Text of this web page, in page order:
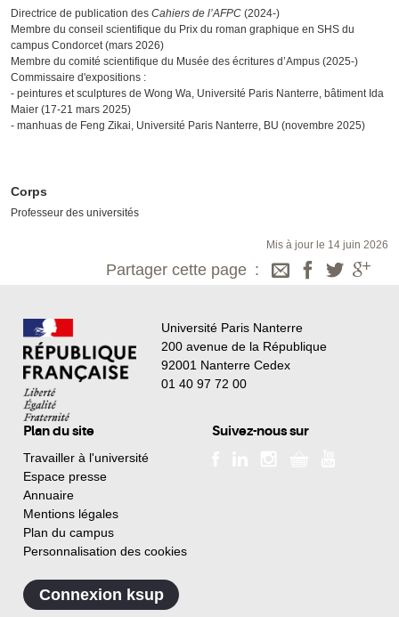
Directrice de publication des Cahiers de l’AFPC (2024-)
Membre du conseil scientifique du Prix du roman graphique en SHS du
campus Condorcet (mars 2026)
Membre du comité scientifique du Musée des écritures d’Ampus (2025-)
Commissaire d'expositions :
- peintures et sculptures de Wong Wa, Université Paris Nanterre, bâtiment Ida
Maier (17-21 mars 2025)
- manhuas de Feng Zikai, Université Paris Nanterre, BU (novembre 2025)
Corps
Professeur des universités
Mis à jour le 14 juin 2026
Partager cette page
Université Paris Nanterre
200 avenue de la République
92001 Nanterre Cedex
01 40 97 72 00
Plan du site
Travailler à l'université
Espace presse
Annuaire
Mentions légales
Plan du campus
Personnalisation des cookies
Suivez-nous sur
Connexion ksup